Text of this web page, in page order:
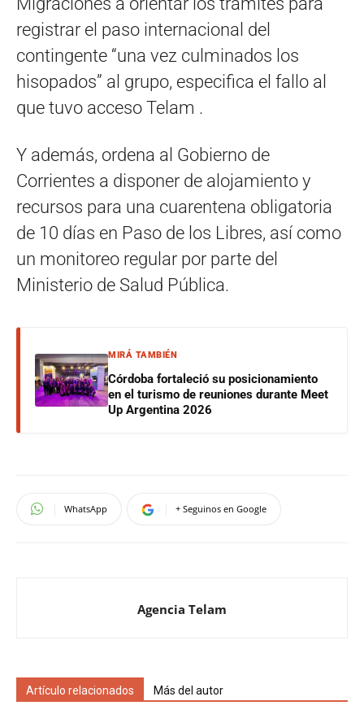
registrar el paso internacional del
contingente “una vez culminados los
hisopados” al grupo, especifica el fallo al
que tuvo acceso Telam .
Y además, ordena al Gobierno de
Corrientes a disponer de alojamiento y
recursos para una cuarentena obligatoria
de 10 días en Paso de los Libres, así como
un monitoreo regular por parte del
Ministerio de Salud Pública.
MIRÁ TAMBIÉN
Córdoba fortaleció su posicionamiento
en el turismo de reuniones durante Meet
Up Argentina 2026
WhatsApp + Seguinos en Google
Agencia Telam
Artículo relacionados Más del autor